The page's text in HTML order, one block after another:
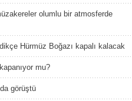
olumlu bir atmosferde
Hürmüz Boğazı kapalı kalacak
mu?
görüştü